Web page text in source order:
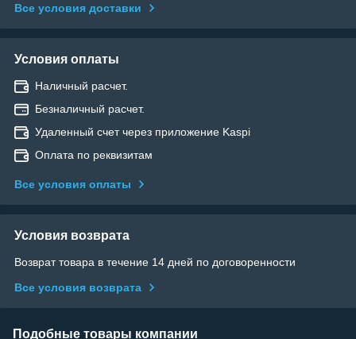
Все условия доставки
Условия оплаты
Наличный расчет.
Безналичный расчет.
Удаленный счет через приложение Kaspi
Оплата по реквизитам
Все условия оплаты
Условия возврата
Возврат товара в течение 14 дней по договоренности
Все условия возврата
Подобные товары компании